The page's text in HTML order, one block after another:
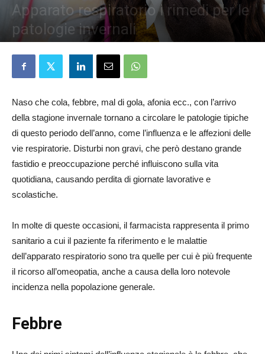
Apparato respiratorio i rimedi per le
patologie invernali
Naso che cola, febbre, mal di gola, afonia ecc., con l’arrivo
della stagione invernale tornano a circolare le patologie tipiche
di questo periodo dell’anno, come l’influenza e le affezioni delle
vie respiratorie. Disturbi non gravi, che però destano grande
fastidio e preoccupazione perché influiscono sulla vita
quotidiana, causando perdita di giornate lavorative e
scolastiche.
In molte di queste occasioni, il farmacista rappresenta il primo
sanitario a cui il paziente fa riferimento e le malattie
dell’apparato respiratorio sono tra quelle per cui è più frequente
il ricorso all’omeopatia, anche a causa della loro notevole
incidenza nella popolazione generale.
Febbre